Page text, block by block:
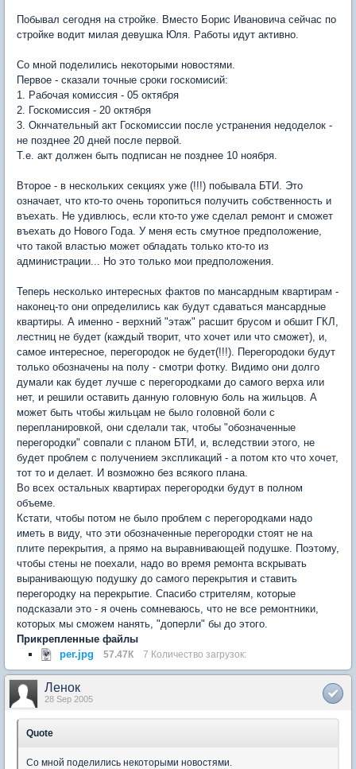
Побывал сегодня на стройке. Вместо Борис Ивановича сейчас по
стройке водит милая девушка Юля. Работы идут активно.
Со мной поделились некоторыми новостями.
Первое - сказали точные сроки госкомисий:
1. Рабочая комиссия - 05 октября
2. Госкомиссия - 20 октября
3. Окнчательный акт Госкомиссии после устранения недоделок -
не позднее 20 дней после первой.
Т.е. акт должен быть подписан не позднее 10 ноября.
Второе - в нескольких секциях уже (!!!) побывала БТИ. Это
означает, что кто-то очень торопиться получить собственность и
въехать. Не удивлюсь, если кто-то уже сделал ремонт и сможет
въехать до Нового Года. У меня есть смутное предположение,
что такой властью может обладать только кто-то из
администрации... Но это только мои предположения.
Теперь несколько интересных фактов по мансардным квартирам -
наконец-то они определились как будут сдаваться мансардные
квартиры. А именно - верхний "этаж" расшит брусом и обшит ГКЛ,
лестниц не будет (каждый творит, что хочет или что сможет), и,
самое интересное, перегородок не будет(!!!). Перегородоки будут
только обозначены на полу - смотри фотку. Видимо они долго
думали как будет лучше с перегородками до самого верха или
нет, и решили оставить данную головную боль на жильцов. А
может быть чтобы жильцам не было головной боли с
перепланировкой, они сделали так, чтобы "обозначенные
перегородки" совпали с планом БТИ, и, вследствии этого, не
будет проблем с получением экспликаций - а потом кто что хочет,
тот то и делает. И возможно без всякого плана.
Во всех остальных квартирах перегородки будут в полном
объеме.
Кстати, чтобы потом не было проблем с перегородками надо
иметь в виду, что эти обозначенные перегородки стоят не на
плите перекрытия, а прямо на выравнивающей подушке. Поэтому,
чтобы стены не поехали, надо во время ремонта вскрывать
выранивающую подушку до самого перекрытия и ставить
перегородку на перекрытие. Спасибо стрителям, которые
подсказали это - я очень сомневаюсь, что не все ремонтники,
которых мы сможем нанять, "доперли" бы до этого.
Прикрепленные файлы
per.jpg
57.47К 7 Количество загрузок:
Ленок
28 Sep 2005
Quote
Со мной поделились некоторыми новостями.